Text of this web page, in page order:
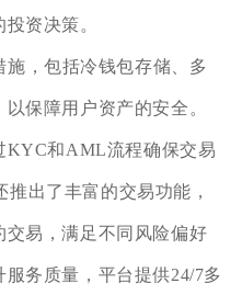
资决策。
施，包括冷钱包存储、多
保障用户资产的安全。
KYC和AML流程确保交易
出了丰富的交易功能，
易，满足不同风险偏好
务质量，平台提供24/7多